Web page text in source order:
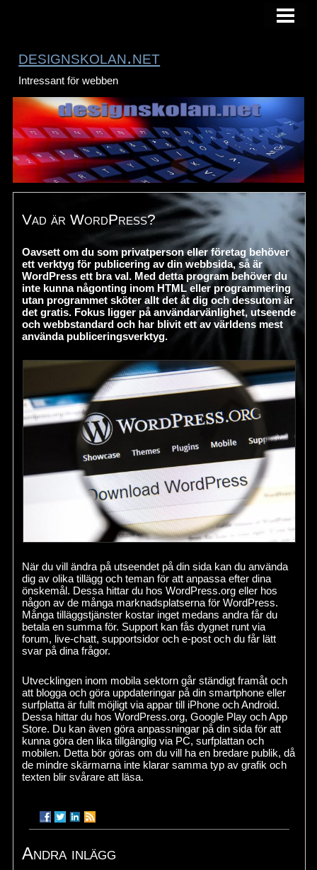
designskolan.net
Intressant för webben
Vad är WordPress?
Oavsett om du som privatperson eller företag behöver
ett verktyg för publicering av din webbsida, så är
WordPress ett bra val. Med detta program behöver du
inte kunna någonting inom HTML eller programmering
utan programmet sköter allt det åt dig och dessutom är
det gratis. Fokus ligger på användarvänlighet, utseende
och webbstandard och har blivit ett av världens mest
använda publiceringsverktyg.
När du vill ändra på utseendet på din sida kan du använda
dig av olika tillägg och teman för att anpassa efter dina
önskemål. Dessa hittar du hos WordPress.org eller hos
någon av de många marknadsplatserna för WordPress.
Många tilläggstjänster kostar inget medans andra får du
betala en summa för. Support kan fås dygnet runt via
forum, live-chatt, supportsidor och e-post och du får lätt
svar på dina frågor.
Utvecklingen inom mobila sektorn går ständigt framåt och
att blogga och göra uppdateringar på din smartphone eller
surfplatta är fullt möjligt via appar till iPhone och Android.
Dessa hittar du hos WordPress.org, Google Play och App
Store. Du kan även göra anpassningar på din sida för att
kunna göra den lika tillgänglig via PC, surfplattan och
mobilen. Detta bör göras om du vill ha en bredare publik, då
de mindre skärmarna inte klarar samma typ av grafik och
texten blir svårare att läsa.
Andra inlägg